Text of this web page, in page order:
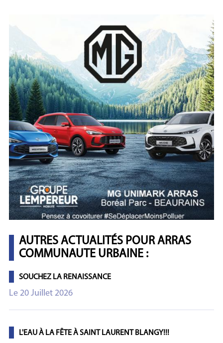
AUTRES ACTUALITÉS POUR ARRAS
COMMUNAUTE URBAINE :
SOUCHEZ LA RENAISSANCE
Le 20 Juillet 2026
L'EAU À LA FÊTE À SAINT LAURENT BLANGY!!!